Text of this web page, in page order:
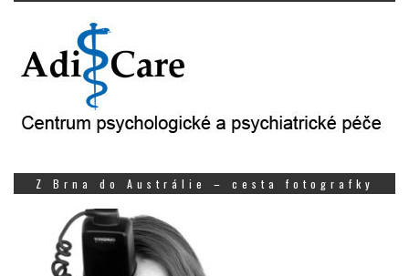
Z Brna do Austrálie – cesta fotografky